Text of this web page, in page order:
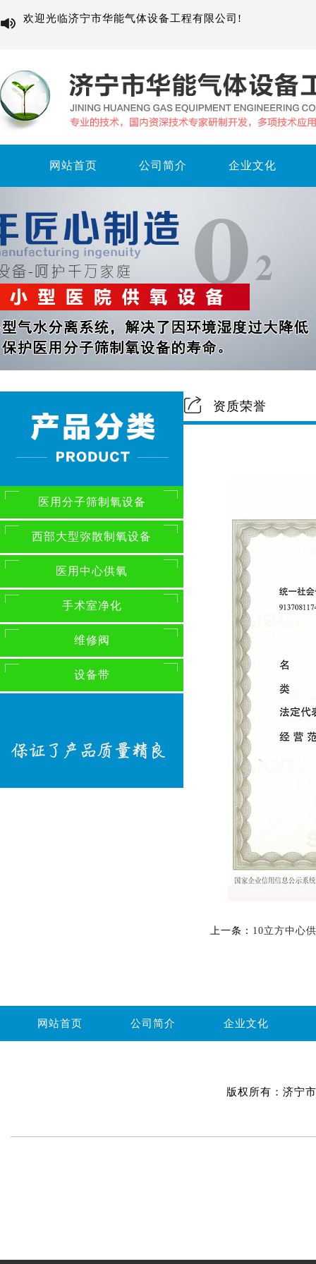
欢迎光临济宁市华能气体设备工程有限公司!
网站首页 公司简介 企业文化
医用分子筛制氧设备
西部大型弥散制氧设备
医用中心供氧
手术室净化
维修阀
设备带
资质荣誉
上一条： 10立方中心
网站首页 公司简介 企业文化
版权所有： 济宁